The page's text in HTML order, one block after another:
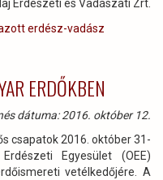
Erdészeti és Vadászati Zrt.
ERDŐKBEN
dátuma: 2016. október 12.
csapatok 2016. október 31-
Egyesület (OEE)
vetélkedőjére. A